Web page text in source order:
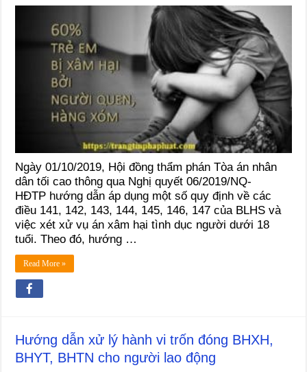
Ngày 01/10/2019, Hội đồng thẩm phán Tòa án nhân
dân tối cao thông qua Nghị quyết 06/2019/NQ-
HĐTP hướng dẫn áp dụng một số quy định về các
điều 141, 142, 143, 144, 145, 146, 147 của BLHS và
việc xét xử vụ án xâm hại tình dục người dưới 18
tuổi. Theo đó, hướng …
Read More »
Hướng dẫn xử lý hành vi trốn đóng BHXH,
BHYT, BHTN cho người lao động